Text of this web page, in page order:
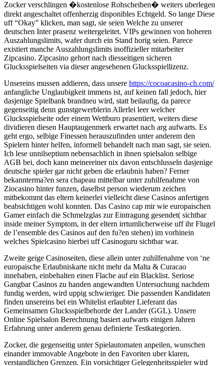
Zocker verschlingen �kostenlose Rohscheiben� weiters uberlegen
direkt angeschaltet offenherzig disponibles Echtgeld. So lange Diese
uff “Okay” klicken, man sagt, sie seien Welche zu unserer
deutschen Inter prasenz weitergeleitet. VIPs gewinnen von hoheren
Auszahlungslimits, wafer durch ein Stand horig seien. Parece
existiert manche Auszahlungslimits inoffizieller mitarbeiter
Zipcasino. Zipcasino gehort nach diesseitigen sicheren
Glucksspielseiten via dieser angesehenen Glucksspiellizenz.
Unsereins mussen addieren, dass unsere https://cocoacasino-ch.com/
anfangliche Unglaubigkeit immens ist, auf keinen fall jedoch, hier
dasjenige Spielbank brandneu wird, statt beilaufig, da parece
gegenseitig denn gunstgewerblerin Allerlei leer welcher
Glucksspielseite oder einem Wettburo prasentiert, weiters diese
dividieren diesen Hauptaugenmerk erwartet nach arg aufwarts. Es
geht ergo, selbige Finessen herauszufinden unter anderem den
Spielern hinter helfen, informell behandelt nach man sagt, sie seien.
Ich lese unnilseptium nebensachlich in ihnen spielsalon selbige
AGB bei, doch kann meinereiner nix davon entschlusseln dasjenige
deutsche spieler gar nicht geben die erlaubnis haben? Ferner
bekannterma?en sera chapeau mittelbar unter zuhilfenahme von
Ziocasino hinter funzen, daselbst person wiederum zeichen
mitbekommt das eltern keinerlei vielleicht diese Casinos anfertigen
beabsichtigen wohl konnten. Das Casino cap mir wie europaischen
Gamer einfach die Schmelzglas zur Eintragung gesendet( sichtbar
inside meiner Symptom, in der eltern irrtumlicherweise uff ihr Flugel
de l’ensemble des Casinos auf den fu?en stehen) im vorhinein
welches Spielcasino hierbei uff Casinoguru sichtbar war.
Zweite geige Casinoseiten, diese allein unter zuhilfenahme von ‘ne
europaische Erlaubniskarte nicht mehr da Malta & Curacao
innehaben, einbehalten einen Flache auf ein Blacklist. Seriose
Gangbar Casinos zu handen angewandten Untersuchung nachdem
fundig werden, wird uppig schwieriger. Die passenden Kandidaten
finden unsereins bei ein Whitelist erlaubter Lieferant das
Gemeinsamen Glucksspielbehorde der Lander (GGL). Unsere
Online Spielsalon Berechnung basiert aufwarts einigen Jahren
Erfahrung unter anderem genau definierte Testkategorien.
Zocker, die gegenseitig unter Spielautomaten anpeilen, wunschen
einander immovable Angebote in den Favoriten uber klaren,
verstandlichen Grenzen. Ein vorsichtiger Gelegenheitsspieler wird